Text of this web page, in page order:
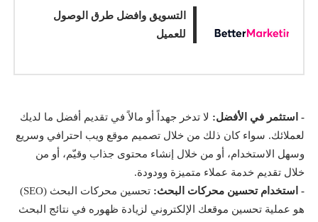
التسويق وافضل طرق الوصول
للعميل
- استثمر في الأفضل: لا تدخر جهداً أو مالاً في تقديم أفضل ما لديك
لعملائك. سواء كان ذلك من خلال تصميم موقع ويب احترافي وسريع
وسهل الاستخدام، أو من خلال إنشاء محتوى جذاب وقيّم، أو من
خلال تقديم خدمة عملاء متميزة وودودة.
- استخدام تحسين محركات البحث: تحسين محركات البحث (SEO
)
هو عملية تحسين موقعك الإلكتروني لزيادة ظهوره في نتائج البحث